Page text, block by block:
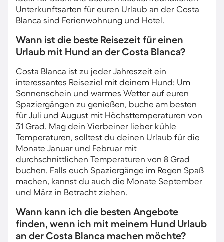
Unterkunftsarten für euren Urlaub an der Costa
Blanca sind Ferienwohnung und Hotel.
Wann ist die beste Reisezeit für einen
Urlaub mit Hund an der Costa Blanca?
Costa Blanca ist zu jeder Jahreszeit ein
interessantes Reiseziel mit deinem Hund: Um
Sonnenschein und warmes Wetter auf euren
Spaziergängen zu genießen, buche am besten
für Juli und August mit Höchsttemperaturen von
31 Grad. Mag dein Vierbeiner lieber kühle
Temperaturen, solltest du deinen Urlaub für die
Monate Januar und Februar mit
durchschnittlichen Temperaturen von 8 Grad
buchen. Falls euch Spaziergänge im Regen Spaß
machen, kannst du auch die Monate September
und März in Betracht ziehen.
Wann kann ich die besten Angebote
finden, wenn ich mit meinem Hund Urlaub
an der Costa Blanca machen möchte?